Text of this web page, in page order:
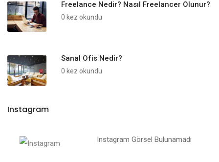
Freelance Nedir? Nasıl Freelancer Olunur?
0 kez okundu
Sanal Ofis Nedir?
0 kez okundu
Instagram
Instagram Görsel Bulunamadı